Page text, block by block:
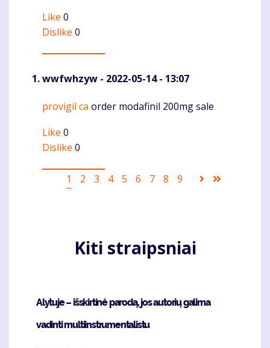
Like 0
Dislike 0
wwfwhzyw - 2022-05-14 - 13:07
Komentaras
provigil ca order modafinil 200mg sale
Like 0
Dislike 0
Pagination
Current
1 Puslapis
2 Puslapis
3 Puslapis
4 Puslapis
5 Puslapis
6 Puslapis
7 Puslapis
8 Puslapis
9
Sekantis
Kiti straipsniai
Alytuje – išskirtinė parodą, jos autorių galima
vadinti multiinstrumentalistu